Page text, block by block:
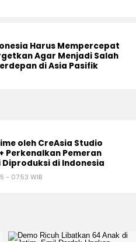
Harus Mempercepat
Agar Menjadi Salah
di Asia Pasifik
oleh CreAsia Studio
Perkenalkan Pemeran
Diproduksi di Indonesia
- 07:53 WIB